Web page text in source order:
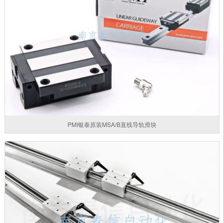
PMI银泰原装MSA/B直线导轨滑块